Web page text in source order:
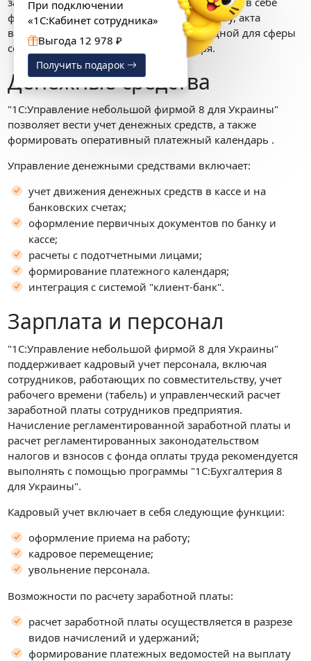
функции заказа покупателя, счета на оплату, акта
выполненных работ и расходной накладной для сферы
сервисных услуг) и рабочего календаря.
Денежные средства
"1С:Управление небольшой фирмой 8 для Украины"
позволяет вести учет денежных средств, а также
формировать оперативный платежный календарь .
Управление денежными средствами включает:
учет движения денежных средств в кассе и на
банковских счетах;
оформление первичных документов по банку и
кассе;
расчеты с подотчетными лицами;
формирование платежного календаря;
интеграция с системой "клиент-банк".
Зарплата и персонал
"1С:Управление небольшой фирмой 8 для Украины"
поддерживает кадровый учет персонала, включая
сотрудников, работающих по совместительству, учет
рабочего времени (табель) и управленческий расчет
заработной платы сотрудников предприятия.
Начисление регламентированной заработной платы и
расчет регламентированных законодательством
налогов и взносов с фонда оплаты труда рекомендуется
выполнять с помощью программы "1С:Бухгалтерия 8
для Украины".
Кадровый учет включает в себя следующие функции:
оформление приема на работу;
кадровое перемещение;
увольнение персонала.
Возможности по расчету заработной платы:
расчет заработной платы осуществляется в разрезе
видов начислений и удержаний;
формирование платежных ведомостей на выплату
При подключении
«1С:Кабинет сотрудника»
Выгода 12 978 ₽
Получить подарок